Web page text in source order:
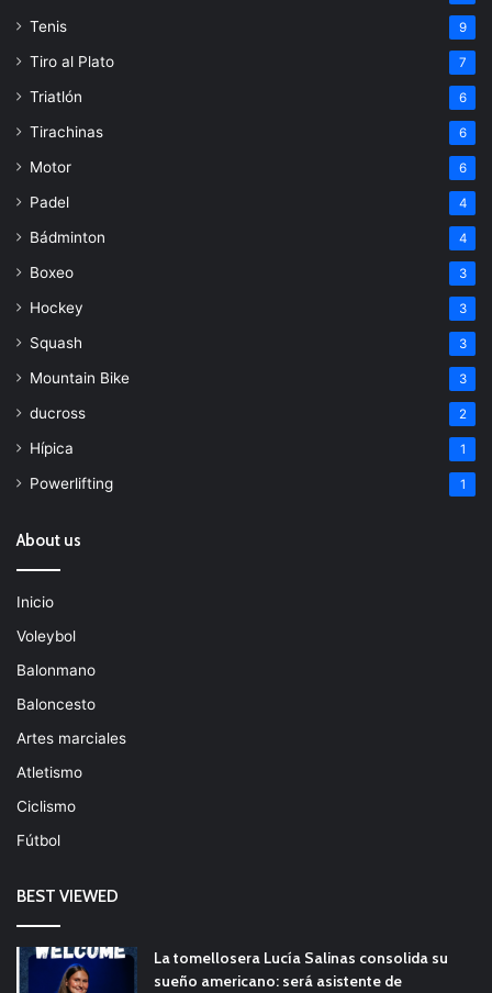
Tenis 9
Tiro al Plato 7
Triatlón 6
Tirachinas 6
Motor 6
Padel 4
Bádminton 4
Boxeo 3
Hockey 3
Squash 3
Mountain Bike 3
ducross 2
Hípica 1
Powerlifting 1
About us
Inicio
Voleybol
Balonmano
Baloncesto
Artes marciales
Atletismo
Ciclismo
Fútbol
BEST VIEWED
La tomellosera Lucía Salinas consolida su
sueño americano: será asistente de